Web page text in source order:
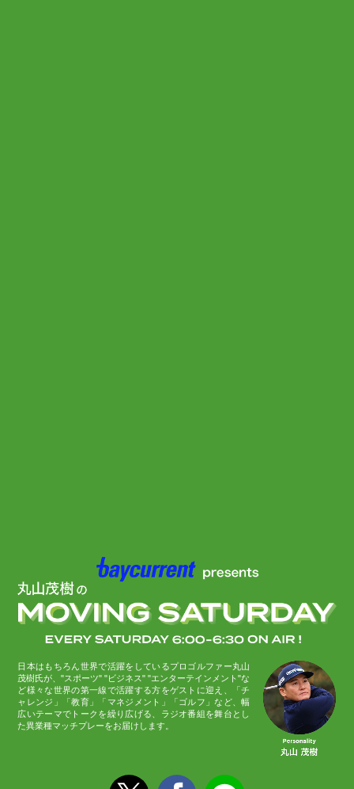
日本はもちろん世界で活躍をしているプロゴルファー丸山
茂樹氏が、"スポーツ" "ビジネス" "エンターテインメント"な
ど様々な世界の第一線で活躍する方をゲストに迎え、「チ
ャレンジ」「教育」「マネジメント」「ゴルフ」など、幅
広いテーマでトークを繰り広げる、ラジオ番組を舞台とし
た異業種マッチプレーをお届けします。